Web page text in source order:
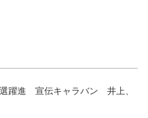
躍進 宣伝キャラバン 井上、